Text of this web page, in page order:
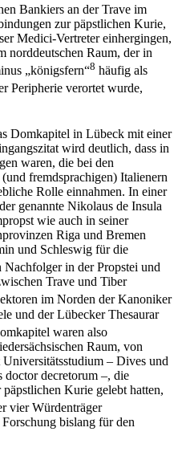
Bankiers an der Trave im
zur päpstlichen Kurie,
Medici-Vertreter einhergingen,
norddeutschen Raum, der in
„königsfern“8 häufig als
Peripherie verortet wurde,
Domkapitel in Lübeck mit einer
wird deutlich, dass in
waren, die bei den
fremdsprachigen) Italienern
Rolle einnahmen. In einer
genannte Nikolaus de Insula
wie auch in seiner
Riga und Bremen
und Schleswig für die
Nachfolger in der Propstei und
Trave und Tiber
im Norden der Kanoniker
und der Lübecker Thesaurar
waren also
Raum, von
– Dives und
doctor decretorum –, die
Kurie gelebt hatten,
vier Würdenträger
bislang für den